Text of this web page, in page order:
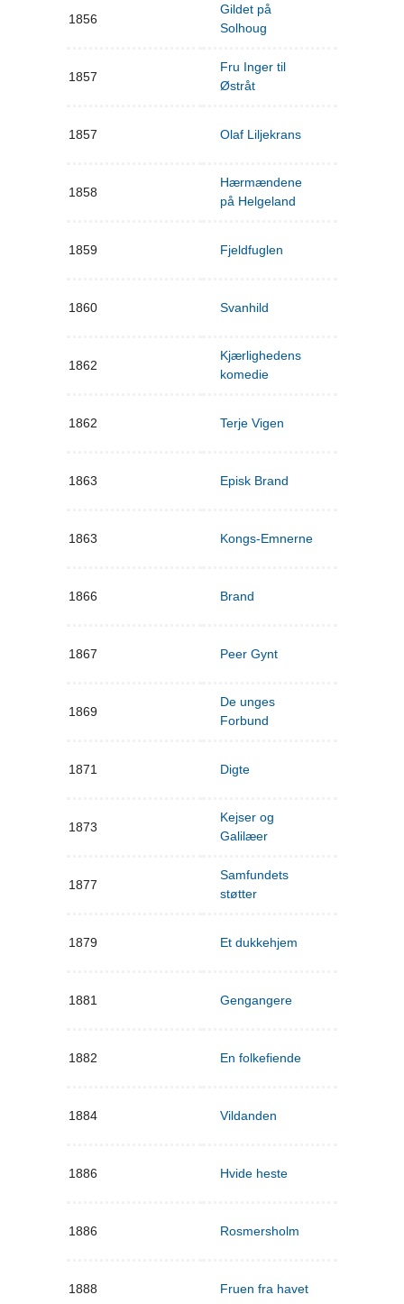
1856
Gildet på
Solhoug
1857
Fru Inger til
Østråt
1857 Olaf Liljekrans
1858
Hærmændene
på Helgeland
1859 Fjeldfuglen
1860 Svanhild
1862
Kjærlighedens
komedie
1862 Terje Vigen
1863 Episk Brand
1863 Kongs-Emnerne
1866 Brand
1867 Peer Gynt
1869
De unges
Forbund
1871 Digte
1873
Kejser og
Galilæer
1877
Samfundets
støtter
1879 Et dukkehjem
1881 Gengangere
1882 En folkefiende
1884 Vildanden
1886 Hvide heste
1886 Rosmersholm
1888 Fruen fra havet